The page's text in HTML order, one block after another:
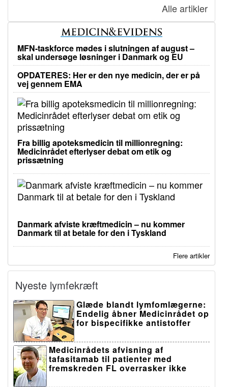
Alle artikler
MFN-taskforce mødes i slutningen af august –
skal undersøge løsninger i Danmark og EU
OPDATERES: Her er den nye medicin, der er på
vej gennem EMA
Fra billig apoteksmedicin til millionregning:
Medicinrådet efterlyser debat om etik og
prissætning
Danmark afviste kræftmedicin – nu kommer
Danmark til at betale for den i Tyskland
Flere artikler
Nyeste lymfekræft
Glæde blandt lymfomlægerne:
Endelig åbner Medicinrådet op
for bispecifikke antistoffer
Medicinrådets afvisning af
tafasitamab til patienter med
fremskreden FL overrasker ikke